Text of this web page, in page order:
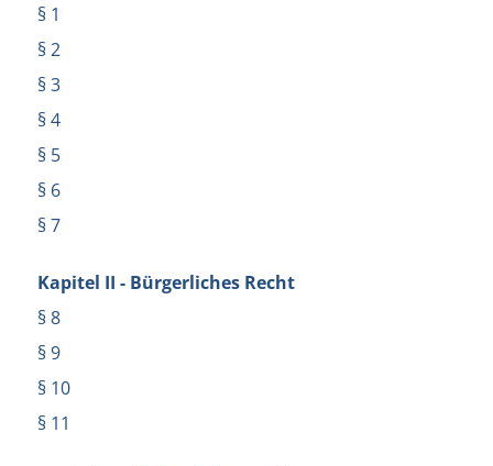
§ 1
§ 2
§ 3
§ 4
§ 5
§ 6
§ 7
Kapitel II - Bürgerliches Recht
§ 8
§ 9
§ 10
§ 11